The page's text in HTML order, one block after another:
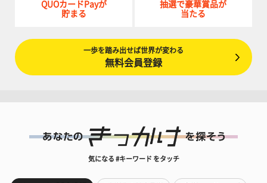
QUOカードPayが
貯まる
抽選で豪華賞品が
当たる
一歩を踏み出せば世界が変わる
無料会員登録
気になる #キーワード をタッチ